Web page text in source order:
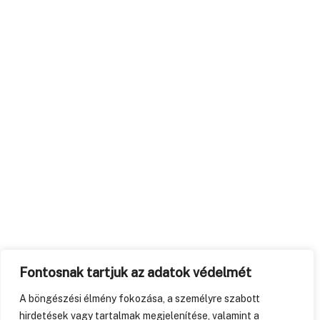
Fontosnak tartjuk az adatok védelmét
A böngészési élmény fokozása, a személyre szabott
hirdetések vagy tartalmak megjelenítése, valamint a